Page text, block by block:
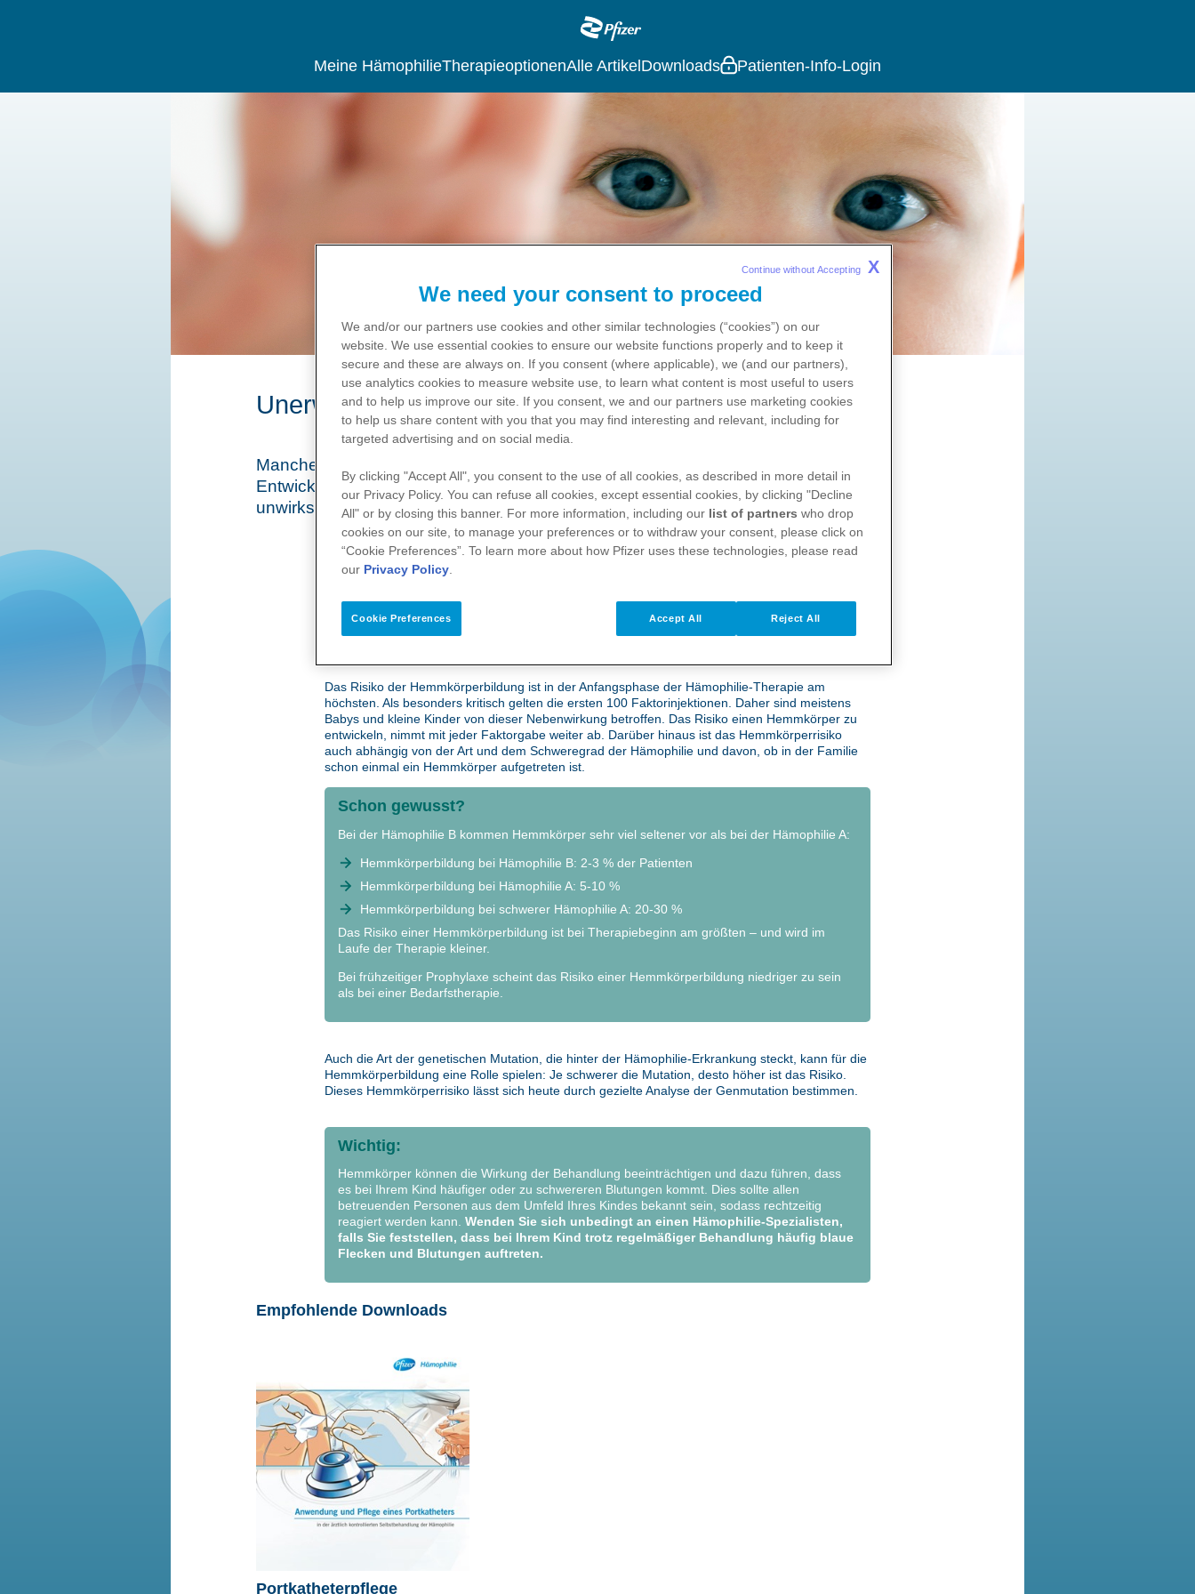
Direkt
Main
navigation
Meine HämophilieTherapieoptionenAlle Artikel Downloads Patienten-Info-Login
Unerwünschte Gegenwehr
Manche Patienten mit Hämophilie reagieren auf die Faktorbehandlung mit der
Entwicklung von Hemmkörpern. Dies kann zur Folge haben, dass die Therapie
unwirksam wird.
In manchen Fällen kommt es durch die
mit Faktorpräparaten zur Bildung von
sogenanntenHemmkörpern
Ursachen für die Bildung von Hemmkörpern sind bisher noch nicht ausreichend erforscht,
Das Risiko der Hemmkörperbildung ist in der Anfangsphase der Hämophilie-Therapie am
höchsten. Als besonders kritisch gelten die ersten 100 Faktorinjektionen. Daher sind meistens
Babys und kleine Kinder von dieser Nebenwirkung betroffen. Das Risiko einen Hemmkörper zu
entwickeln, nimmt mit jeder Faktorgabe weiter ab. Darüber hinaus ist das Hemmkörperrisiko
auch abhängig von der Art und dem Schweregrad der Hämophilie und davon, ob in der Familie
schon einmal ein Hemmkörper aufgetreten ist.
Schon gewusst?
Bei der Hämophilie B kommen Hemmkörper sehr viel seltener vor als bei der Hämophilie A:
Hemmkörperbildung bei Hämophilie B: 2-3 % der Patienten
Hemmkörperbildung bei Hämophilie A: 5-10 %
Hemmkörperbildung bei schwerer Hämophilie A: 20-30 %
Das Risiko einer Hemmkörperbildung ist bei Therapiebeginn am größten – und wird im
Laufe der Therapie kleiner.
Bei frühzeitiger Prophylaxe scheint das Risiko einer Hemmkörperbildung niedriger zu sein
als bei einer Bedarfstherapie.
Auch die Art der genetischen Mutation, die hinter der Hämophilie-Erkrankung steckt, kann für die
Hemmkörperbildung eine Rolle spielen: Je schwerer die Mutation, desto höher ist das Risiko.
Dieses Hemmkörperrisiko lässt sich heute durch gezielte Analyse der Genmutation bestimmen.
Wichtig:
Hemmkörper können die Wirkung der Behandlung beeinträchtigen und dazu führen, dass
es bei Ihrem Kind häufiger oder zu schwereren Blutungen kommt. Dies sollte allen
betreuenden Personen aus dem Umfeld Ihres Kindes bekannt sein, sodass rechtzeitig
reagiert werden kann. Wenden Sie sich unbedingt an einen Hämophilie-Spezialisten,
falls Sie feststellen, dass bei Ihrem Kind trotz regelmäßiger Behandlung häufig blaue
Flecken und Blutungen auftreten.
Empfohlende Downloads
Portkatheterpflege
We need your consent to proceed
We and/or our partners use cookies and other similar technologies (“cookies”) on our
website. We use essential cookies to ensure our website functions properly and to keep it
secure and these are always on. If you consent (where applicable), we (and our partners),
use analytics cookies to measure website use, to learn what content is most useful to users
and to help us improve our site. If you consent, we and our partners use marketing cookies
to help us share content with you that you may find interesting and relevant, including for
targeted advertising and on social media.
By clicking "Accept All", you consent to the use of all cookies, as described in more detail in
our Privacy Policy. You can refuse all cookies, except essential cookies, by clicking "Decline
All" or by closing this banner. For more information, including our list of partners who drop
cookies on our site, to manage your preferences or to withdraw your consent, please click on
“Cookie Preferences”. To learn more about how Pfizer uses these technologies, please read
our Privacy Policy.
Cookie Preferences Reject All
Accept All
Continue without Accepting X